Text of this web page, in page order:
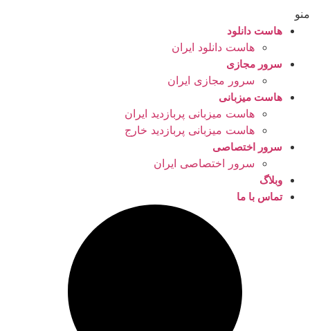
منو
هاست دانلود
هاست دانلود ایران
سرور مجازی
سرور مجازی ایران
هاست میزبانی
هاست میزبانی پربازدید ایران
هاست میزبانی پربازدید خارج
سرور اختصاصی
سرور اختصاصی ایران
وبلاگ
تماس با ما